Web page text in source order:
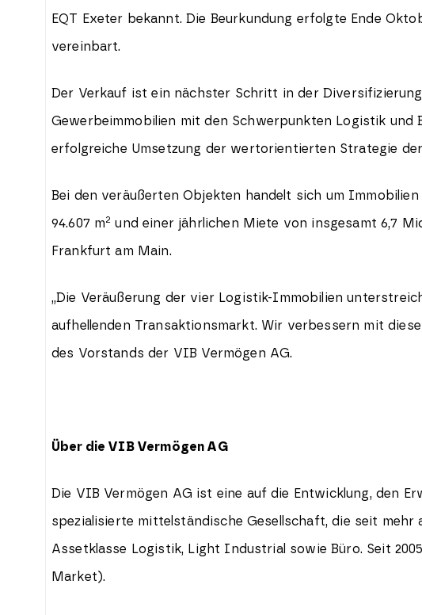
EQT Exeter bekannt. Die Beurkundung erfolgte Ende
vereinbart.
Der Verkauf ist ein nächster Schritt in der
Gewerbeimmobilien mit den Schwerpunkten Logistik und
erfolgreiche Umsetzung der wertorientierten Strategie
Bei den veräußerten Objekten handelt sich um
94.607 m2 und einer jährlichen Miete von insgesamt 6,7
Frankfurt am Main.
„Die Veräußerung der vier Logistik-Immobilien
aufhellenden Transaktionsmarkt. Wir verbessern mit
des Vorstands der VIB Vermögen AG.
Über die VIB Vermögen AG
Die VIB Vermögen AG ist eine auf die Entwicklung, den
spezialisierte mittelständische Gesellschaft, die seit
Assetklasse Logistik, Light Industrial sowie Büro. Seit
Market).